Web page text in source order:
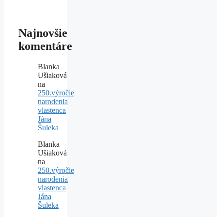
Najnovšie
komentáre
Blanka
Ušiaková
na
250.výročie
narodenia
vlastenca
Jána
Šuleka
Blanka
Ušiaková
na
250.výročie
narodenia
vlastenca
Jána
Šuleka